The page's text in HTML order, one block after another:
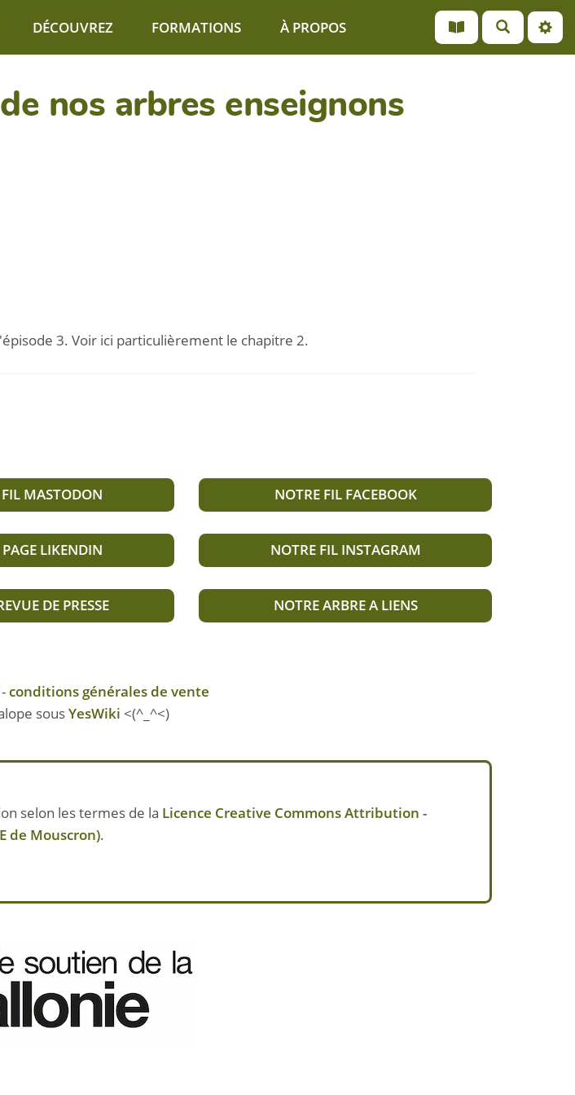
DÉCOUVREZ FORMATIONS À PROPOS
nos arbres enseignons
3. Voir ici particulièrement le chapitre 2.
MASTODON
LIKENDIN
DE PRESSE
NOTRE FIL FACEBOOK
NOTRE FIL INSTAGRAM
NOTRE ARBRE A LIENS
-conditions générales de vente
sousYesWiki <(^_^<)
selon les termes de la Licence Creative Commons Attribution -
de Mouscron).